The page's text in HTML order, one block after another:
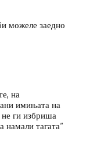
можеле заедно
на
имињата на
не ги избриша
намали тагата“